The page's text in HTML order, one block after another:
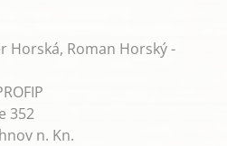
Horská, Roman Horský -
352
n. Kn.